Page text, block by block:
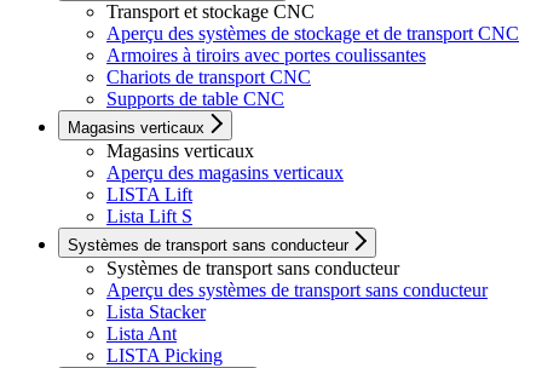
Transport et stockage CNC
Aperçu des systèmes de stockage et de transport CNC
Armoires à tiroirs avec portes coulissantes
Chariots de transport CNC
Supports de table CNC
Magasins verticaux
Magasins verticaux
Aperçu des magasins verticaux
LISTA Lift
Lista Lift S
Systèmes de transport sans conducteur
Systèmes de transport sans conducteur
Aperçu des systèmes de transport sans conducteur
Lista Stacker
Lista Ant
LISTA Picking